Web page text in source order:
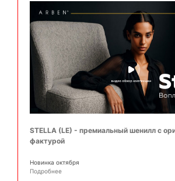
STELLA (LE) - премиальный шенилл с
фактурой
Новинка октября
Подробнее